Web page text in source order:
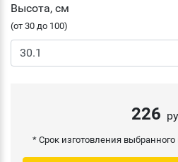
Высота, см
(от 30 до 100)
226
* Срок изготовления выбранного